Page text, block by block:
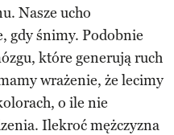
Nasze ucho
gdy śnimy. Podobnie
które generują ruch
wrażenie, że lecimy
o ile nie
Ilekroć mężczyzna